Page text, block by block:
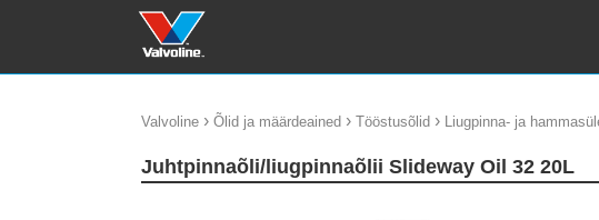
Valvoline › Õlid ja määrdeained › Tööstusõlid › Liugpinna- ja
Juhtpinnaõli/liugpinnaõlii Slideway Oil 32 20L